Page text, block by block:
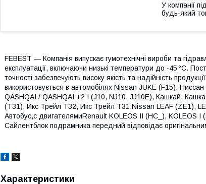
У компанії
будь-який
FEBEST — Компанія випускає гумотехнічні вироби та
експлуатації, включаючи низькі температури до -45 °C.
точності забезпечують високу якість та надійність
використовується в автомобілях Nissan JUKE (F15),
QASHQAI / QASHQAI +2 I (J10, NJ10, JJ10E), Кашкай,
(T31), Икс Трейл Т32, Икс Трейл Т31,Nissan LEAF (ZE1),
Автобус,с двигателямиRenault KOLEOS II (HC_), KOLEOS I
Сайлентблок подрамника передний відповідає
Характеристики